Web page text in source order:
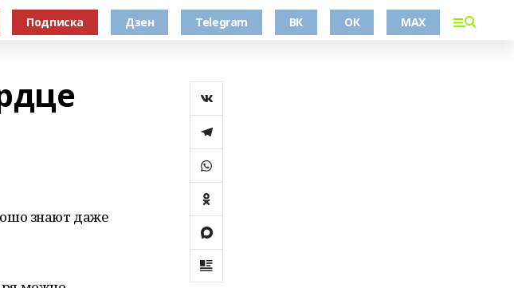
Подписка Дзен Telegram ВК ОК MAX
знают даже